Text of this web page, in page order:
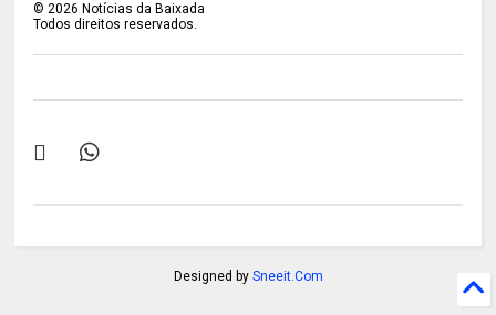
©2026 Notícias da Baixada
Todos direitos reservados.
Designed by Sneeit.Com